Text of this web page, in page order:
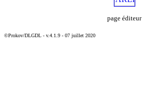
page éditeur
©Prokov/DLGDL - v.4.1.9 - 07 juillet 2020